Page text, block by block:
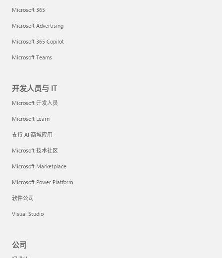
Microsoft 365
Microsoft Advertising
Microsoft 365 Copilot
Microsoft Teams
开发人员与 IT
Microsoft 开发人员
Microsoft Learn
支持 AI 商城应用
Microsoft 技术社区
Microsoft Marketplace
Microsoft Power Platform
软件公司
Visual Studio
公司